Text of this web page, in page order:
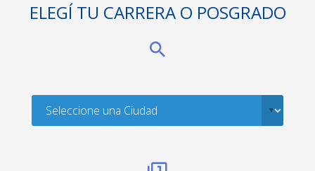
ELEGÍ TU CARRERA O POSGRADO